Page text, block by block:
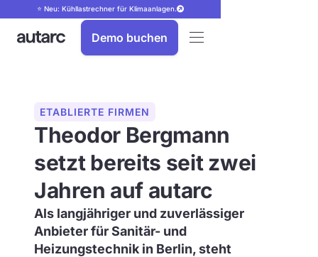
⭐ Neu: Kühllastrechner für Klimaanlagen.
Demo buchen
ETABLIERTE FIRMEN
Theodor Bergmann
setzt bereits seit zwei
Jahren auf autarc
Als langjähriger und zuverlässiger
Anbieter für Sanitär- und
Heizungstechnik in Berlin, steht